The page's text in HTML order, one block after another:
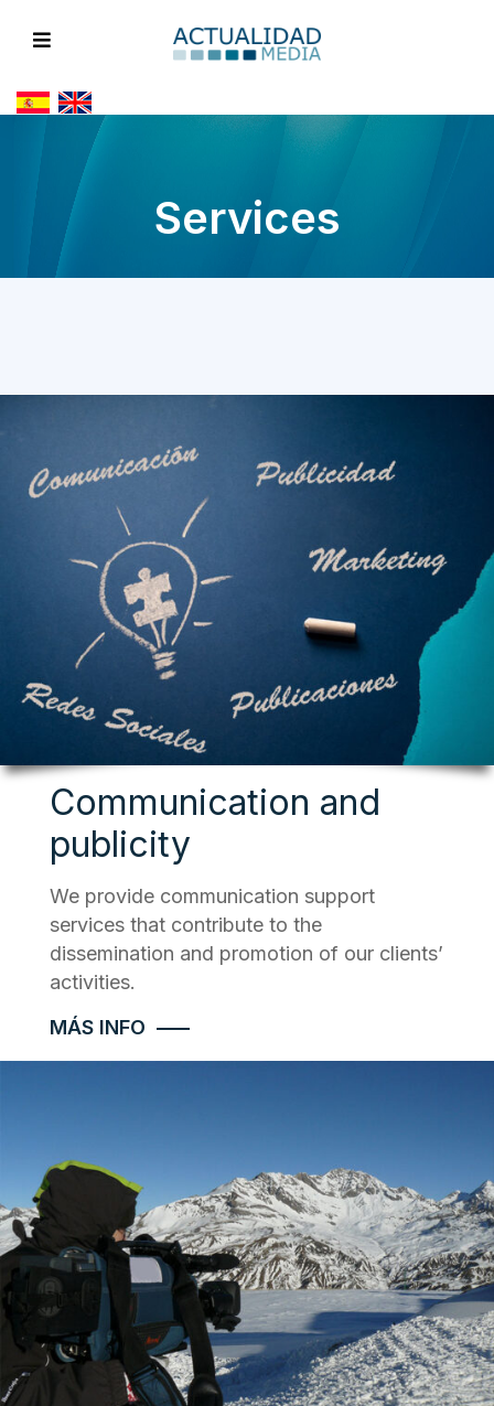
Services
Communication and
publicity
We provide communication support
services that contribute to the
dissemination and promotion of our clients’
activities.
MÁS INFO